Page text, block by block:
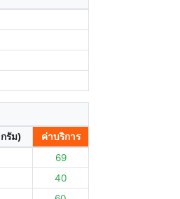
รัม)
ค่าบริการ
69
40